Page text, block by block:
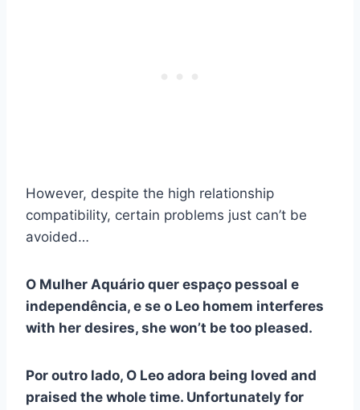
However, despite the high relationship
compatibility, certain problems just can’t be
avoided…
O Mulher Aquário quer espaço pessoal e
independência, e se o Leo homem interferes
with her desires, she won’t be too pleased.
Por outro lado, O Leo adora being loved and
praised the whole time. Unfortunately for